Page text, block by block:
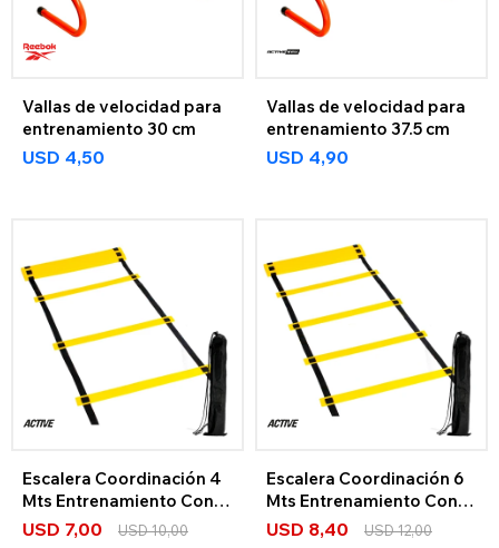
Vallas de velocidad para
entrenamiento 30 cm
USD 4,50
Vallas de velocidad para
entrenamiento 37.5 cm
USD 4,90
Escalera Coordinación 4
Mts Entrenamiento Con
Bolso
USD 7,00 USD10,00
Escalera Coordinación 6
Mts Entrenamiento Con
Bolso
USD 8,40 USD12,00